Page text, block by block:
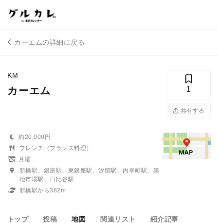
カーエムの詳細に戻る
KM
カーエム 1
共有する
約20,000円
フレンチ（フランス料理）
月曜
新橋駅、銀座駅、東銀座駅、汐留駅、内幸町駅、築
地市場駅、日比谷駅
新橋駅から382m
トップ 投稿 地図 関連リスト 紹介記事